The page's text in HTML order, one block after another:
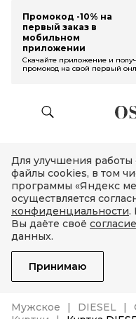
Промокод -10% на
первый заказ в
мобильном
приложении
Скачайте приложение и
промокод на свой первый
Для улучшения работы
файлы cookies, в том
программы «Яндекс
осуществляется
конфиденциальности.
Вы даёте своё согласие
данных.
Принимаю
Мужское DIESEL